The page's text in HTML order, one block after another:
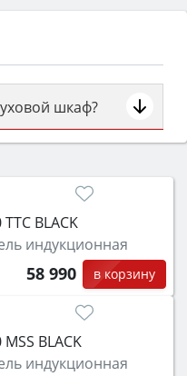
шкаф?
(газовый или
л для семьи,
самоочистка,
BLACK
индукционная
58 990 в корзину
BLACK
индукционная